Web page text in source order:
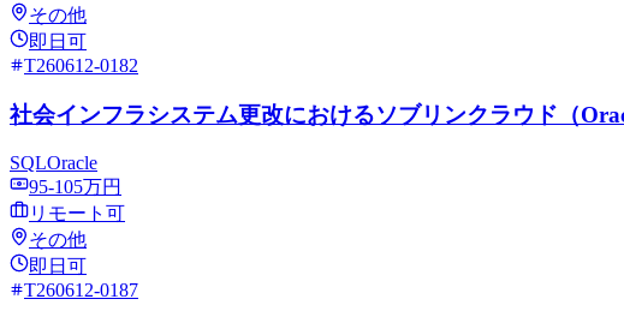
その他
即日可
T260612-0182
社会インフラシステム更改におけるソブリンクラウド（
SQLOracle
95-105万円
リモート可
その他
即日可
T260612-0187